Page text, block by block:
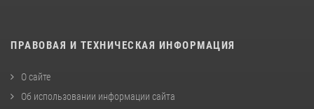
ПРАВОВАЯ И ТЕХНИЧЕСКАЯ ИНФОРМАЦИЯ
О сайте
Об использовании информации сайта